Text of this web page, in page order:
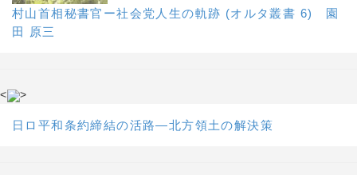
村山首相秘書官ー社会党人生の軌跡 (オルタ叢書 6) 園
田 原三
< >
日ロ平和条約締結の活路―北方領土の解決策